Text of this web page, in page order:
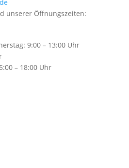
unserer Öffnungszeiten:
9:00 – 13:00 Uhr
– 18:00 Uhr